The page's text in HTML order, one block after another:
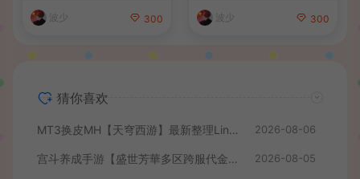
波少 300
+GM授权后台+简易安卓客户
端+详细搭建教程+视频教程
波少 300
猜你喜欢
MT3换皮MH【天穹西游】最新整理Linux手工服务端+安卓苹果双端+GM后台+详细搭建教程+全套源码+视频教程 2026-08-06
宫斗养成手游【盛世芳華多区跨服代金券本地优化版】最新整理单机一键即玩端+Linux手工服务端+CDK授权后台+安卓+详细搭建教程 2026-08-05